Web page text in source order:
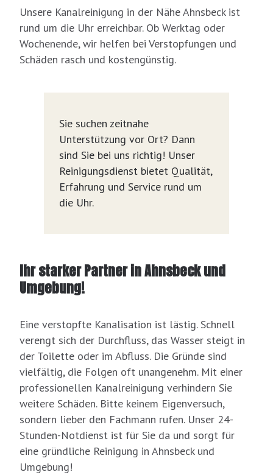
Unsere Kanalreinigung in der Nähe Ahnsbeck ist
rund um die Uhr erreichbar. Ob Werktag oder
Wochenende, wir helfen bei Verstopfungen und
Schäden rasch und kostengünstig.
Sie suchen zeitnahe
Unterstützung vor Ort? Dann
sind Sie bei uns richtig! Unser
Reinigungsdienst bietet Qualität,
Erfahrung und Service rund um
die Uhr.
Ihr starker Partner in Ahnsbeck und
Umgebung!
Eine verstopfte Kanalisation ist lästig. Schnell
verengt sich der Durchfluss, das Wasser steigt in
der Toilette oder im Abfluss. Die Gründe sind
vielfältig, die Folgen oft unangenehm. Mit einer
professionellen Kanalreinigung verhindern Sie
weitere Schäden. Bitte keinem Eigenversuch,
sondern lieber den Fachmann rufen. Unser 24-
Stunden-Notdienst ist für Sie da und sorgt für
eine gründliche Reinigung in Ahnsbeck und
Umgebung!